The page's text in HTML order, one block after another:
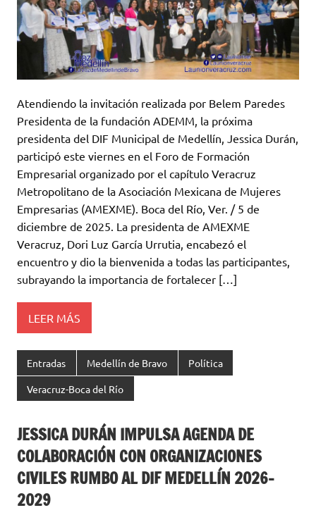
Atendiendo la invitación realizada por Belem Paredes
Presidenta de la fundación ADEMM, la próxima
presidenta del DIF Municipal de Medellín, Jessica Durán,
participó este viernes en el Foro de Formación
Empresarial organizado por el capítulo Veracruz
Metropolitano de la Asociación Mexicana de Mujeres
Empresarias (AMEXME). Boca del Río, Ver. / 5 de
diciembre de 2025. La presidenta de AMEXME
Veracruz, Dori Luz García Urrutia, encabezó el
encuentro y dio la bienvenida a todas las participantes,
subrayando la importancia de fortalecer […]
LEER MÁS
Entradas Medellín de Bravo Política
Veracruz-Boca del Río
JESSICA DURÁN IMPULSA AGENDA DE
COLABORACIÓN CON ORGANIZACIONES
CIVILES RUMBO AL DIF MEDELLÍN 2026–
2029